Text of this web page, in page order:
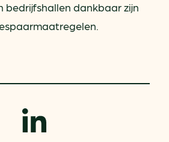
bedrijfshallen dankbaar zijn